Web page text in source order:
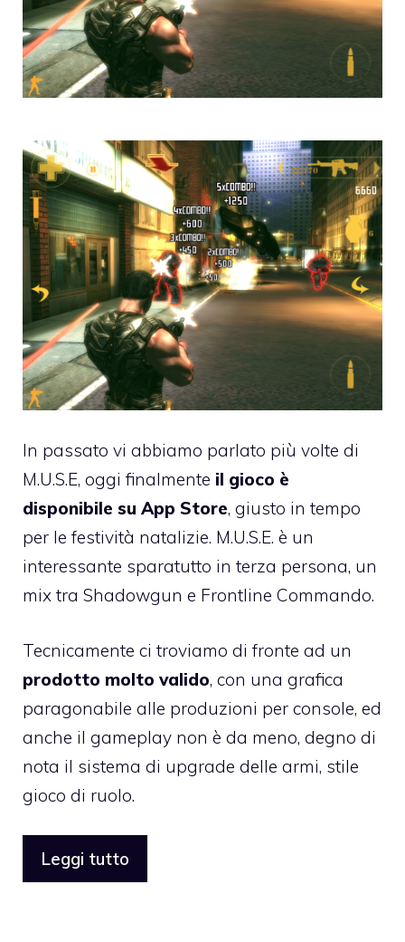
In passato vi abbiamo parlato più volte di
M.U.S.E, oggi finalmente il gioco è
disponibile su App Store, giusto in tempo
per le festività natalizie. M.U.S.E. è un
interessante sparatutto in terza persona, un
mix tra Shadowgun e Frontline Commando.
Tecnicamente ci troviamo di fronte ad un
prodotto molto valido, con una grafica
paragonabile alle produzioni per console, ed
anche il gameplay non è da meno, degno di
nota il sistema di upgrade delle armi, stile
gioco di ruolo.
Leggi tutto